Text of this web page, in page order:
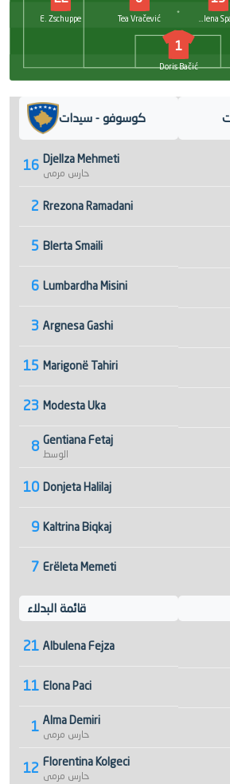
Helena Spajić
Tea Vračević
E. Zschuppe
1
Doris Bačić
كوسوفو - سيدات
16 Djellza Mehmeti
حارس مرمى
2 Rrezona Ramadani
5 Blerta Smaili
6 Lumbardha Misini
3 Argnesa Gashi
15 Marigonë Tahiri
23 Modesta Uka
8 Gentiana Fetaj
الوسط
10 Donjeta Halilaj
9 Kaltrina Biqkaj
7 Erëleta Memeti
قائمة البدلاء
21 Albulena Fejza
11 Elona Paci
1 Alma Demiri
حارس مرمى
12 Florentina Kolgeci
حارس مرمى